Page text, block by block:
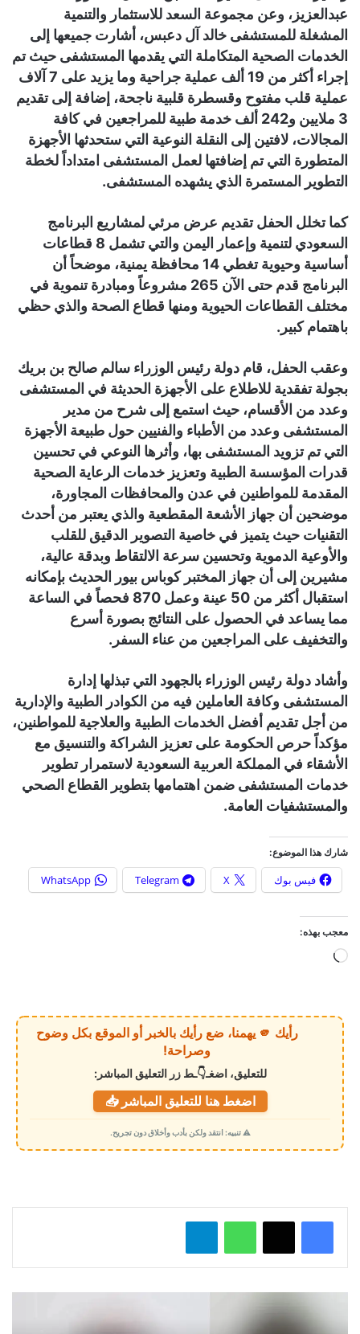
عبدالعزيز، وعن مجموعة السعد للاستثمار والتنمية
المشغلة للمستشفى خالد آل دعبس، أشارت جميعها إلى
الخدمات الصحية المتكاملة التي يقدمها المستشفى حيث تم
إجراء أكثر من 19 ألف عملية جراحية وما يزيد على 7 آلاف
عملية قلب مفتوح وقسطرة قلبية ناجحة، إضافة إلى تقديم
3 ملايين و242 ألف خدمة طبية للمراجعين في كافة
المجالات، لافتين إلى النقلة النوعية التي ستحدثها الأجهزة
المتطورة التي تم إضافتها لعمل المستشفى امتداداً لخطة
التطوير المستمرة الذي يشهده المستشفى.
كما تخلل الحفل تقديم عرض مرئي لمشاريع البرنامج
السعودي لتنمية وإعمار اليمن والتي تشمل 8 قطاعات
أساسية وحيوية تغطي 14 محافظة يمنية، موضحاً أن
البرنامج قدم حتى الآن 265 مشروعاً ومبادرة تنموية في
مختلف القطاعات الحيوية ومنها قطاع الصحة والذي حظي
باهتمام كبير.
وعقب الحفل، قام دولة رئيس الوزراء سالم صالح بن بريك
بجولة تفقدية للاطلاع على الأجهزة الحديثة في المستشفى
وعدد من الأقسام، حيث استمع إلى شرح من مدير
المستشفى وعدد من الأطباء والفنيين حول طبيعة الأجهزة
التي تم تزويد المستشفى بها، وأثرها النوعي في تحسين
قدرات المؤسسة الطبية وتعزيز خدمات الرعاية الصحية
المقدمة للمواطنين في عدن والمحافظات المجاورة،
موضحين أن جهاز الأشعة المقطعية والذي يعتبر من أحدث
التقنيات حيث يتميز في خاصية التصوير الدقيق للقلب
والأوعية الدموية وتحسين سرعة الالتقاط وبدقة عالية،
مشيرين إلى أن جهاز المختبر كوباس بيور الحديث بإمكانه
استقبال أكثر من 50 عينة وعمل 870 فحصاً في الساعة
مما يساعد في الحصول على النتائج بصورة أسرع
والتخفيف على المراجعين من عناء السفر.
وأشاد دولة رئيس الوزراء بالجهود التي تبذلها إدارة
المستشفى وكافة العاملين فيه من الكوادر الطبية والإدارية
من أجل تقديم أفضل الخدمات الطبية والعلاجية للمواطنين،
مؤكداً حرص الحكومة على تعزيز الشراكة والتنسيق مع
الأشقاء في المملكة العربية السعودية لاستمرار تطوير
خدمات المستشفى ضمن اهتمامها بتطوير القطاع الصحي
والمستشفيات العامة.
شارك هذا الموضوع:
فيس بوك X
Telegram
WhatsApp
معجب بهذه:
ي
م
ي
رأيك 🫵 يهمنا، ضع رأيك بالخبر أو الموقع بكل وضوح
وصراحة!
للتعليق، اضغـ👇ـط زر التعليق المباشر:
اضغط هنا للتعليق المباشر 📥
⚠️ تنبيه: انتقد ولكن بأدب وأخلاق دون تجريح.
واتساب